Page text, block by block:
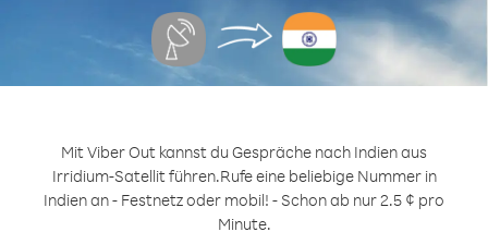
Mit Viber Out kannst du Gespräche nach Indien aus
Irridium-Satellit führen.Rufe eine beliebige Nummer in
Indien an - Festnetz oder mobil! - Schon ab nur 2.5 ¢ pro
Minute.